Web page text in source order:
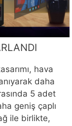
hava
daha
5 adet
geniş çaplı
ile birlikte,